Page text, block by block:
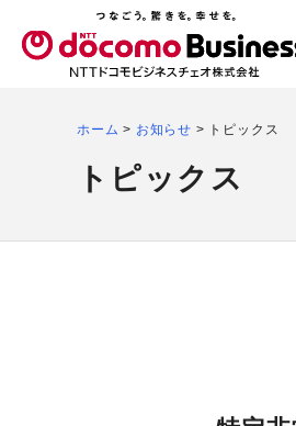
ホーム > お知らせ > トピックス
トピックス